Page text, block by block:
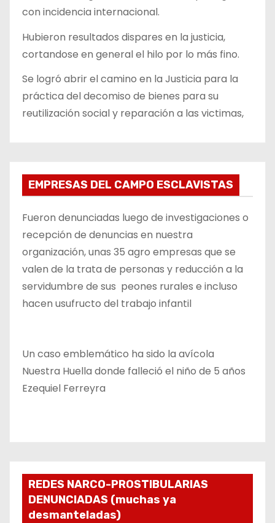
con incidencia internacional.
Hubieron resultados dispares en la justicia,
cortandose en general el hilo por lo más fino.
Se logró abrir el camino en la Justicia para la
práctica del decomiso de bienes para su
reutilización social y reparación a las victimas,
EMPRESAS DEL CAMPO ESCLAVISTAS
Fueron denunciadas luego de investigaciones o
recepción de denuncias en nuestra
organización, unas 35 agro empresas que se
valen de la trata de personas y reducción a la
servidumbre de sus peones rurales e incluso
hacen usufructo del trabajo infantil
Un caso emblemático ha sido la avícola
Nuestra Huella donde falleció el niño de 5 años
Ezequiel Ferreyra
REDES NARCO-PROSTIBULARIAS
DENUNCIADAS (muchas ya
desmanteladas)